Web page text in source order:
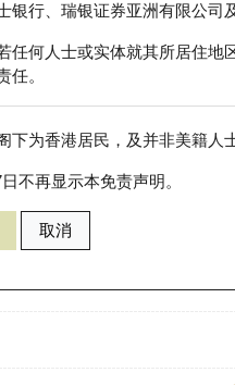
银行、瑞银证券亚洲有限公司
任何人士或实体就其所居住地
任。
下为香港居民，及并非美籍人
不再显示本免责声明。
取消
货统计 比较
银认购 6181
相关资产价格 352
6个月